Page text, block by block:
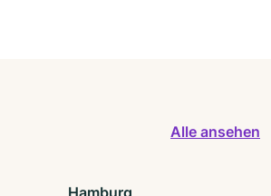
Alle ansehen